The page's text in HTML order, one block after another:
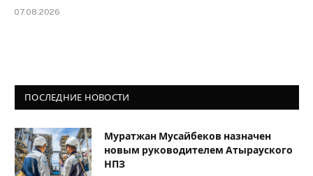
07.08.2026
ПОСЛЕДНИЕ НОВОСТИ
Муратжан Мусайбеков назначен
новым руководителем Атырауского
НПЗ